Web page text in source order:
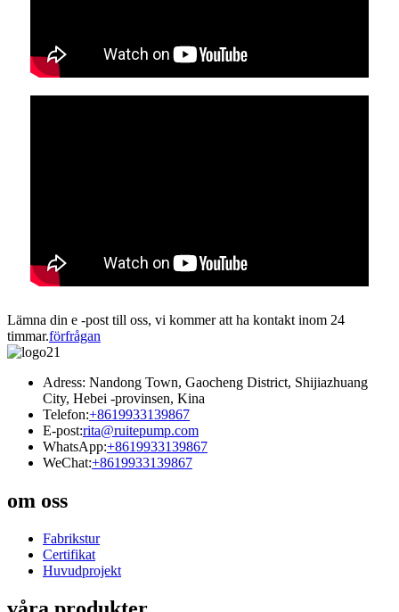
Lämna din e -post till oss, vi kommer att ha kontakt inom 24
timmar.förfrågan
Adress: Nandong Town, Gaocheng District, Shijiazhuang
City, Hebei -provinsen, Kina
Telefon:+8619933139867
E-post:rita@ruitepump.com
WhatsApp:+8619933139867
WeChat:+8619933139867
om oss
Fabrikstur
Certifikat
Huvudprojekt